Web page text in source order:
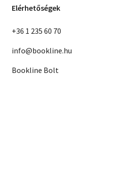
Elérhetőségek
+36 1 235 60 70
info@bookline.hu
Bookline Bolt